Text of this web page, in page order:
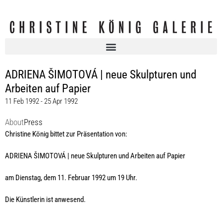
ADRIENA ŠIMOTOVÁ | neue Skulpturen und
Arbeiten auf Papier
11 Feb 1992 - 25 Apr 1992
AboutPress
Christine König bittet zur Präsentation von:
ADRIENA ŠIMOTOVÁ | neue Skulpturen und Arbeiten auf Papier
am Dienstag, dem 11. Februar 1992 um 19 Uhr.
Die Künstlerin ist anwesend.